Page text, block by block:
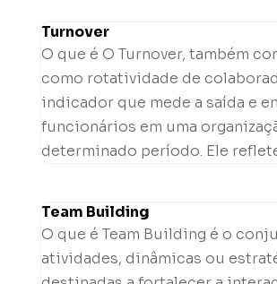
Turnover
O que é O Turnover, também
como rotatividade de
indicador que mede a saída e
funcionários em uma
determinado período. Ele reflete
Team Building
O que é Team Building é o
atividades, dinâmicas ou